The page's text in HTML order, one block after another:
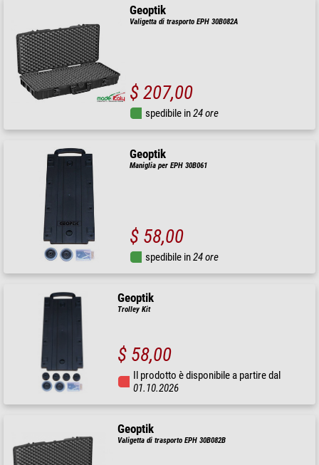
Geoptik
Valigetta di trasporto EPH 30B082A
$ 207,00
spedibile in24 ore
Geoptik
Maniglia per EPH 30B061
$ 58,00
spedibile in24 ore
Geoptik
Trolley Kit
$ 58,00
Il prodotto è disponibile a partire dal
01.10.2026
Geoptik
Valigetta di trasporto EPH 30B082B